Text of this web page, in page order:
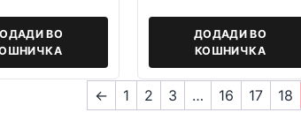
ВО
ДОДАДИ ВО
КОШНИЧКА
← 1 2 3 … 16 17 18